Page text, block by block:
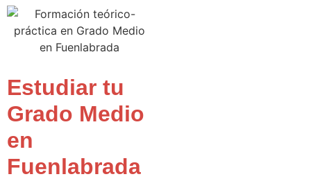
Estudiar tu
Grado Medio
en
Fuenlabrada